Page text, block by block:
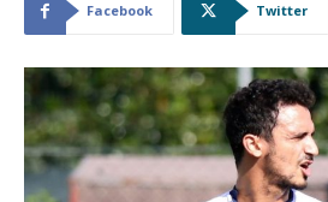
Facebook Twitter